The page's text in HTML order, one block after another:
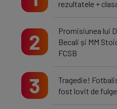
rezultatele +
2
Promisiunea lui
Becali și MM
FCSB
3
Tragedie!
fost lovit de